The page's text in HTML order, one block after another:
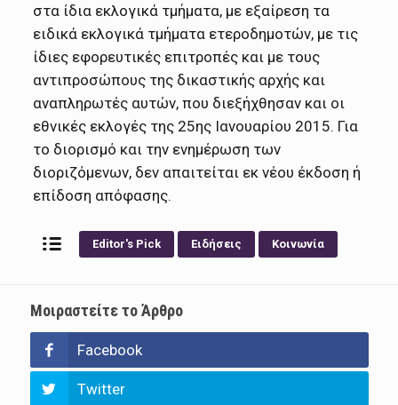
στα ίδια εκλογικά τμήματα, με εξαίρεση τα
ειδικά εκλογικά τμήματα ετεροδημοτών, με τις
ίδιες εφορευτικές επιτροπές και με τους
αντιπροσώπους της δικαστικής αρχής και
αναπληρωτές αυτών, που διεξήχθησαν και οι
εθνικές εκλογές της 25ης Ιανουαρίου 2015. Για
το διορισμό και την ενημέρωση των
διοριζόμενων, δεν απαιτείται εκ νέου έκδοση ή
επίδοση απόφασης.
Editor's Pick Ειδήσεις Κοινωνία
Μοιραστείτε το Άρθρο
Facebook
Twitter